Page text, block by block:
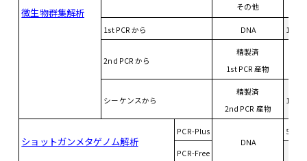
微生物群集解析 その他
1st PCR から DNA 150
2nd PCR から
精製済
1st PCR 産物
シーケンスから
精製済
2nd PCR 産物
150
ショットガンメタゲノム解析
PCR-Plus
DNA
500
PCR-Free